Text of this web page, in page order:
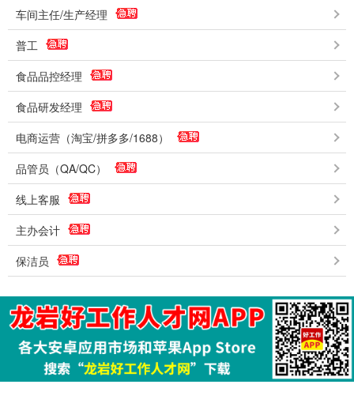
车间主任/生产经理
普工
食品品控经理
食品研发经理
电商运营（淘宝/拼多多/1688）
品管员（QA/QC）
线上客服
主办会计
保洁员